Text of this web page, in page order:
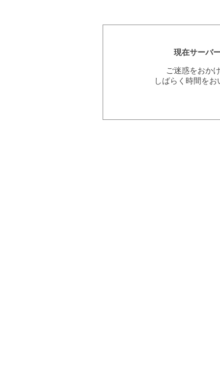
現在サーバ
ご迷惑をおか
しばらく時間を